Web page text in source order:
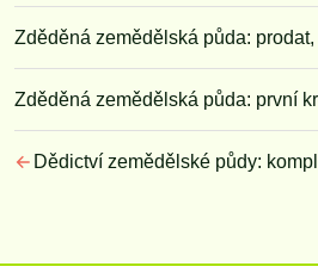
Zděděná zemědělská půda:
Zděděná zemědělská půda: první
Dědictví zemědělské půdy: